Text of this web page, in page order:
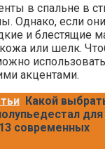
в спальне в
Однако, если они
и блестящие
кожа или шелк.
акцентами.
Какой
для
современных